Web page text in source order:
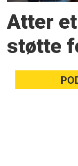
Atter
støtte